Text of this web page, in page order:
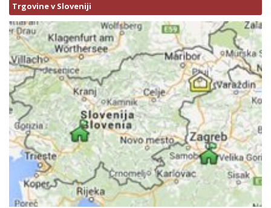
Trgovine v Sloveniji